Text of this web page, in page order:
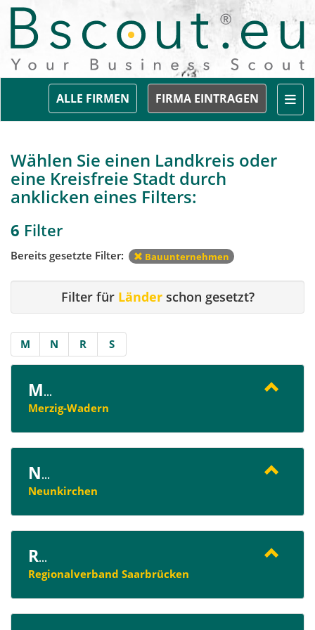
FIRMA EINTRAGEN
ALLE FIRMEN
Wählen Sie einen Landkreis oder
eine Kreisfreie Stadt durch
anklicken eines Filters:
6 Filter
Bereits gesetzte Filter: Bauunternehmen
Filter für Länderschon gesetzt?
M N R S
M...
Merzig-Wadern
N...
Neunkirchen
R...
Regionalverband Saarbrücken